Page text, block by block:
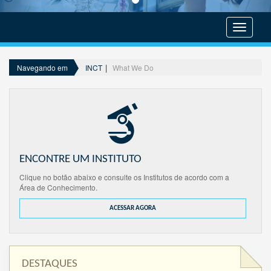
menu
Navegando em INCT What We Do
ENCONTRE UM INSTITUTO
Clique no botão abaixo e consulte os Institutos de acordo com a
Área de Conhecimento.
ACESSAR AGORA
DESTAQUES